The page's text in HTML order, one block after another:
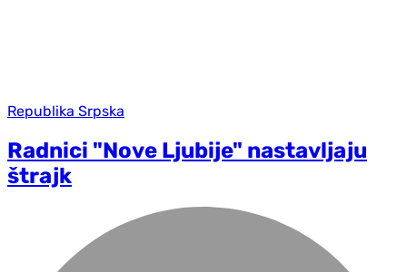
Republika Srpska
Radnici "Nove Ljubije" nastavljaju
štrajk